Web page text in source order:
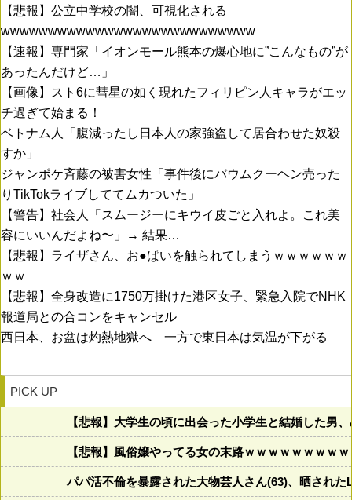
【悲報】公立中学校の闇、可視化される
wwwwwwwwwwwwwwwwwwwwwwwwwww
【速報】専門家「イオンモール熊本の爆心地に”こんなもの”が
あったんだけど…」
【画像】スト6に彗星の如く現れたフィリピン人キャラがエッ
チ過ぎて始まる！
ベトナム人「腹減ったし日本人の家強盗して居合わせた奴殺
すか」
ジャンポケ斉藤の被害女性「事件後にバウムクーヘン売った
りTikTokライブしててムカついた」
【警告】社会人「スムージーにキウイ皮ごと入れよ。これ美
容にいいんだよね〜」→ 結果…
【悲報】ライザさん、お●ぱいを触られてしまうｗｗｗｗｗｗ
ｗｗ
【悲報】全身改造に1750万掛けた港区女子、緊急入院でNHK
報道局との合コンをキャンセル
西日本、お盆は灼熱地獄へ 一方で東日本は気温が下がる
PICK UP
【悲報】大学生の頃に出会った小学生と結婚した
【悲報】風俗嬢やってる女の末路ｗｗｗｗｗｗｗｗ
パパ活不倫を暴露された大物芸人さん(63)、晒され